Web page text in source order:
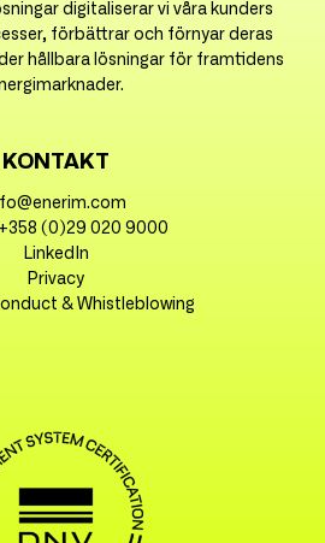
digitaliserar vi våra kunders
förbättrar och förnyar deras
hållbara lösningar för framtidens
KONTAKT
(0)29 020 9000
LinkedIn
Privacy
& Whistleblowing